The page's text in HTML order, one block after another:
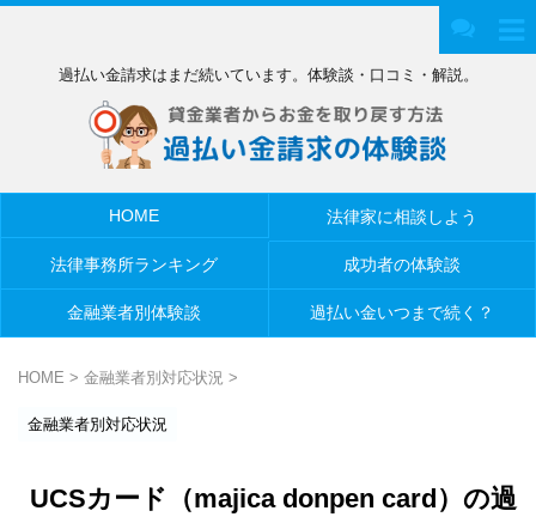
過払い金請求はまだ続いています。体験談・口コミ・解説。
HOME 法律家に相談しよう
法律事務所ランキング 成功者の体験談
金融業者別体験談 過払い金いつまで続く？
HOME > 金融業者別対応状況 >
金融業者別対応状況
UCSカード（majica donpen card）の過